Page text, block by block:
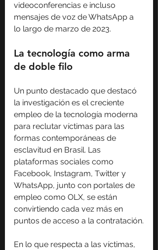
videoconferencias e incluso
mensajes de voz de WhatsApp a
lo largo de marzo de 2023.
La tecnología como arma
de doble filo
Un punto destacado que destacó
la investigación es el creciente
empleo de la tecnología moderna
para reclutar víctimas para las
formas contemporáneas de
esclavitud en Brasil. Las
plataformas sociales como
Facebook, Instagram, Twitter y
WhatsApp, junto con portales de
empleo como OLX, se están
convirtiendo cada vez más en
puntos de acceso a la contratación.
En lo que respecta a las víctimas,